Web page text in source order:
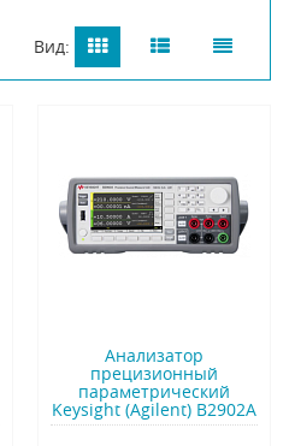
Вид:
Анализатор
прецизионный
параметрический
Keysight (Agilent) B2902A